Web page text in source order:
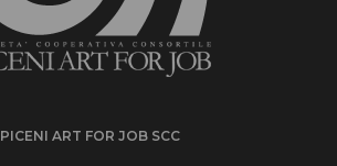
PICENI ART FOR JOB SCC